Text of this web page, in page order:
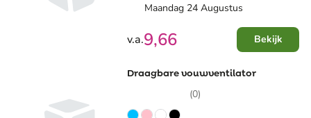
Maandag 24 Augustus
v.a.9,66 Bekijk
Draagbare vouwventilator
(0)